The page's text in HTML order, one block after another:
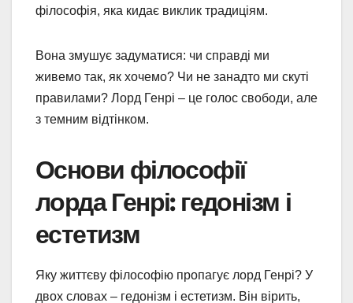
філософія, яка кидає виклик традиціям.
Вона змушує задуматися: чи справді ми
живемо так, як хочемо? Чи не занадто ми скуті
правилами? Лорд Генрі – це голос свободи, але
з темним відтінком.
Основи філософії
лорда Генрі: гедонізм і
естетизм
Яку життєву філософію пропагує лорд Генрі? У
двох словах – гедонізм і естетизм. Він вірить,